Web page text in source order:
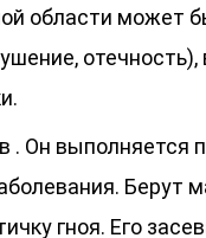
области может
отечность),
. Он выполняется
Берут
гноя. Его